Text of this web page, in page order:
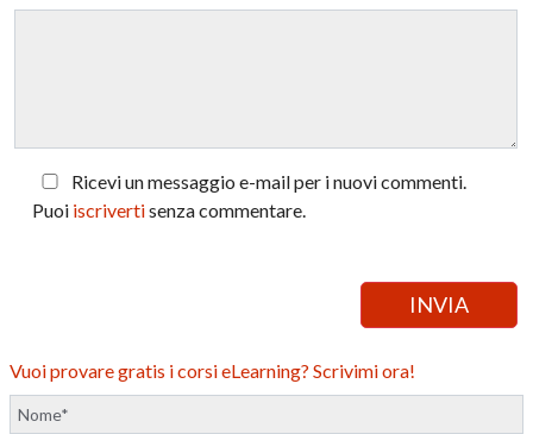
Ricevi un messaggio e-mail per i nuovi commenti.
Puoi iscrivertisenza commentare.
Vuoi provare gratis i corsi eLearning? Scrivimi ora!